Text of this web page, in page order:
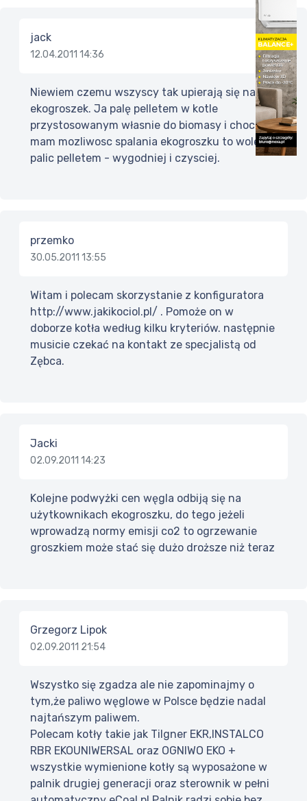
jack
12.04.2011 14:36
Niewiem czemu wszyscy tak upierają się na ten
ekogroszek. Ja palę pelletem w kotle
przystosowanym własnie do biomasy i chociaz
mam mozliwosc spalania ekogroszku to wole
palic pelletem - wygodniej i czysciej.
przemko
30.05.2011 13:55
Witam i polecam skorzystanie z konfiguratora
http://www.jakikociol.pl/ . Pomoże on w
doborze kotła według kilku kryteriów. następnie
musicie czekać na kontakt ze specjalistą od
Zębca.
Jacki
02.09.2011 14:23
Kolejne podwyżki cen węgla odbiją się na
użytkownikach ekogroszku, do tego jeżeli
wprowadzą normy emisji co2 to ogrzewanie
groszkiem może stać się dużo droższe niż teraz
Grzegorz Lipok
02.09.2011 21:54
Wszystko się zgadza ale nie zapominajmy o
tym,że paliwo węglowe w Polsce będzie nadal
najtańszym paliwem.
Polecam kotły takie jak Tilgner EKR,INSTALCO
RBR EKOUNIWERSAL oraz OGNIWO EKO +
wszystkie wymienione kotły są wyposażone w
palnik drugiej generacji oraz sterownik w pełni